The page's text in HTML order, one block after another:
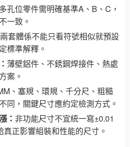
多孔位零件需明確基準A、B、C，
一致。
兩套體係不能只看符號相似就預設
標準解釋。
薄壁鋁件、不銹鋼焊接件、熱處
案。
、塞規、環規、千分尺、粗糙
同，關鍵尺寸應約定檢測方式。
： 非功能尺寸不宜統一寫±0.01
正影響組裝和性能的尺寸。